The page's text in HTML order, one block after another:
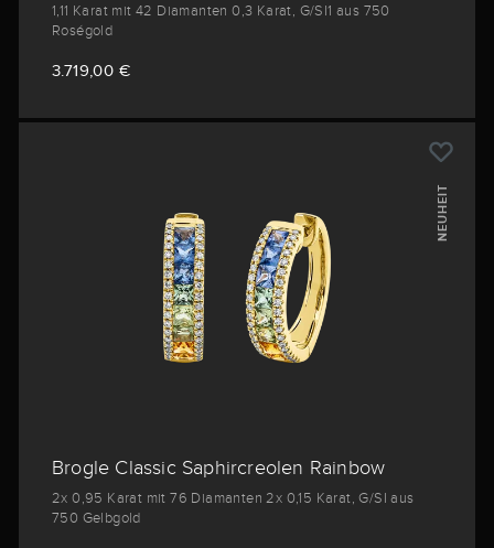
1,11 Karat mit 42 Diamanten 0,3 Karat, G/SI1 aus 750
Roségold
3.719,00 €
NEUHEIT
Brogle Classic Saphircreolen Rainbow
2x 0,95 Karat mit 76 Diamanten 2x 0,15 Karat, G/SI aus
750 Gelbgold